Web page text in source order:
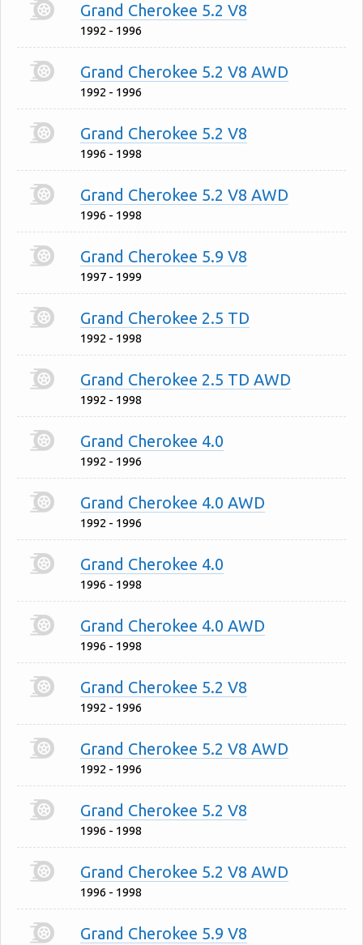
Grand Cherokee 5.2 V8
1992 - 1996
Grand Cherokee 5.2 V8 AWD
1992 - 1996
Grand Cherokee 5.2 V8
1996 - 1998
Grand Cherokee 5.2 V8 AWD
1996 - 1998
Grand Cherokee 5.9 V8
1997 - 1999
Grand Cherokee 2.5 TD
1992 - 1998
Grand Cherokee 2.5 TD AWD
1992 - 1998
Grand Cherokee 4.0
1992 - 1996
Grand Cherokee 4.0 AWD
1992 - 1996
Grand Cherokee 4.0
1996 - 1998
Grand Cherokee 4.0 AWD
1996 - 1998
Grand Cherokee 5.2 V8
1992 - 1996
Grand Cherokee 5.2 V8 AWD
1992 - 1996
Grand Cherokee 5.2 V8
1996 - 1998
Grand Cherokee 5.2 V8 AWD
1996 - 1998
Grand Cherokee 5.9 V8